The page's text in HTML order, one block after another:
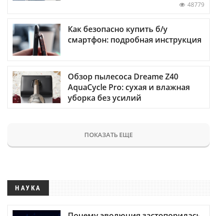
48779
Как безопасно купить б/у
смартфон: подробная инструкция
Обзор пылесоса Dreame Z40
AquaCycle Pro: сухая и влажная
уборка без усилий
ПОКАЗАТЬ ЕЩЕ
НАУКА